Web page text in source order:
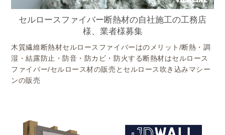
セルロースファイバー断熱材の自社施工の工務店
様、業者様募集
木質繊維断熱材セルロースファイバーはのメリット/断熱・調
湿・結露防止・防音・防カビ・防火する断熱材はセルロース
ファイバー/セルロース材の販売とセルロース吹き込みマシー
ンの販売